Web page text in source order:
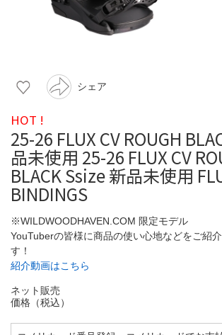
シェア
HOT !
25-26 FLUX CV ROUGH
品未使用 25-26 FLUX CV
BLACK Ssize 新品未使用
BINDINGS
※WILDWOODHAVEN.COM 限定モデル
YouTuberの皆様に商品の使い心地などをご紹
す！
紹介動画はこちら
ネット販売
価格（税込）